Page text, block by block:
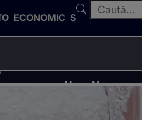
ECONOMIC SPORT
să